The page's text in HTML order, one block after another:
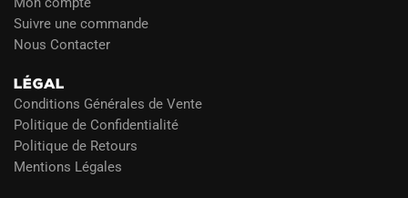
Suivre une commande
Nous Contacter
LÉGAL
Conditions Générales de Vente
Politique de Confidentialité
Politique de Retours
Mentions Légales